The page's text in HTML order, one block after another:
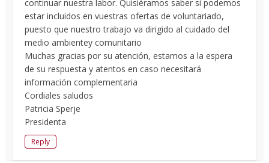
continuar nuestra labor. Quisiéramos saber si podemos
estar incluidos en vuestras ofertas de voluntariado,
puesto que nuestro trabajo va dirigido al cuidado del
medio ambientey comunitario
Muchas gracias por su atención, estamos a la espera
de su respuesta y atentos en caso necesitará
información complementaria
Cordiales saludos
Patricia Sperje
Presidenta
Reply